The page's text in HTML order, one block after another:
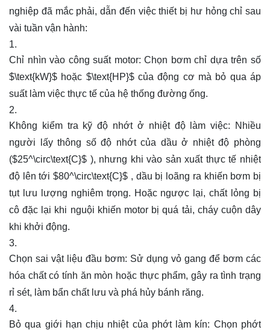
nghiệp đã mắc phải, dẫn đến việc thiết bị hư hỏng chỉ sau
vài tuần vận hành:
Chỉ nhìn vào công suất motor: Chọn bơm chỉ dựa trên số
$\text{kW}$ hoặc $\text{HP}$của động cơ mà bỏ qua áp
suất làm việc thực tế của hệ thống đường ống.
Không kiểm tra kỹ độ nhớt ở nhiệt độ làm việc: Nhiều
người lấy thông số độ nhớt của dầu ở nhiệt độ phòng
($25^\circ\text{C}$ ), nhưng khi vào sản xuất thực tế nhiệt
độ lên tới$80^\circ\text{C}$ , dầu bị loãng ra khiến bơm bị
tụt lưu lượng nghiêm trọng. Hoặc ngược lại, chất lỏng bị
cô đặc lại khi nguội khiến motor bị quá tải, cháy cuộn dây
khi khởi động.
Chọn sai vật liệu đầu bơm: Sử dụng vỏ gang để bơm các
hóa chất có tính ăn mòn hoặc thực phẩm, gây ra tình trạng
rỉ sét, làm bẩn chất lưu và phá hủy bánh răng.
Bỏ qua giới hạn chịu nhiệt của phớt làm kín: Chọn phớt